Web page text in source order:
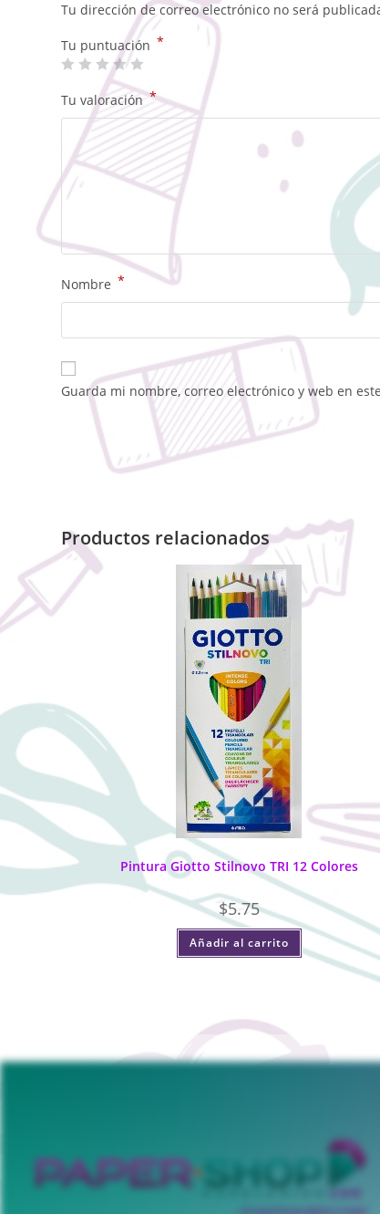
Tu dirección de correo electrónico no será
Tu puntuación *
Tu valoración*
Nombre *
Guarda mi nombre, correo electrónico y web en
Productos relacionados
Pintura Giotto Stilnovo TRI 12 Colores
$5.75
Añadir al carrito